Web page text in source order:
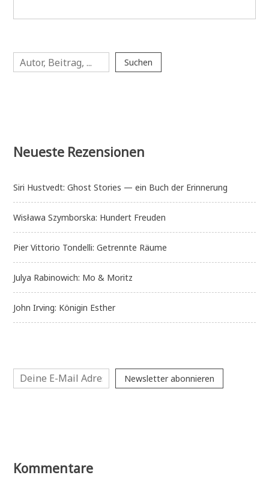
Suchen
Suchen
Neueste Rezensionen
Siri Hustvedt: Ghost Stories — ein Buch der Erinnerung
Wisława Szymborska: Hundert Freuden
Pier Vittorio Tondelli: Getrennte Räume
Julya Rabinowich: Mo & Moritz
John Irving: Königin Esther
Newsletter abonnieren
Kommentare